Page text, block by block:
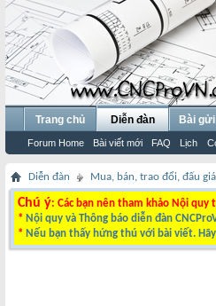
Trang chủ Diễn đàn
Forum Home Bài viết mới FAQ Lịch
Bài
Diễn đàn Mua, bán, trao đổi, đấu
Chú ý: Các bạn nên tham khảo Nội
* Nội quy và Thông báo diễn đàn
* Nếu bạn thấy hứng thú với bài viết.